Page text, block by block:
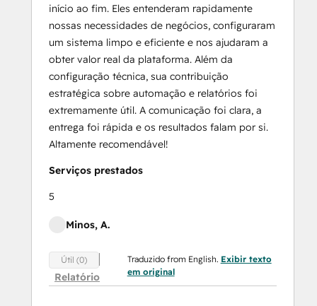
início ao fim. Eles entenderam rapidamente
nossas necessidades de negócios, configuraram
um sistema limpo e eficiente e nos ajudaram a
obter valor real da plataforma. Além da
configuração técnica, sua contribuição
estratégica sobre automação e relatórios foi
extremamente útil. A comunicação foi clara, a
entrega foi rápida e os resultados falam por si.
Altamente recomendável!
Serviços prestados
5
Minos, A.
Útil (0)
Relatório
Traduzido from English. Exibir texto
em original